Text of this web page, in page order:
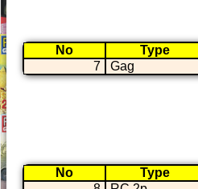
No Type
7
Gag
No Type